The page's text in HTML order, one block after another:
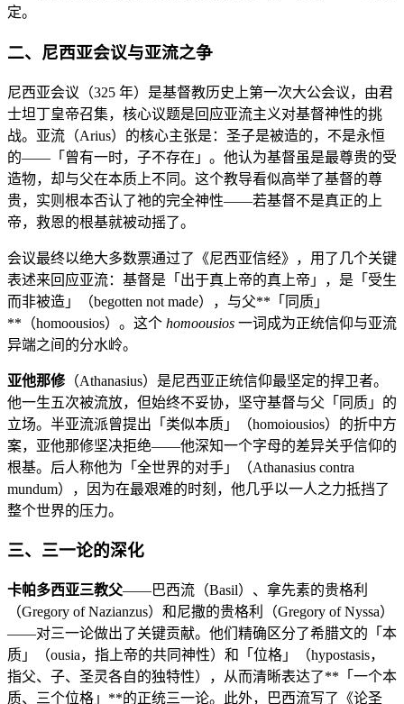
定。
二、尼西亚会议与亚流之争
尼西亚会议（325 年）是基督教历史上第一次大公会议，由君
士坦丁皇帝召集，核心议题是回应亚流主义对基督神性的挑
战。亚流（Arius）的核心主张是：圣子是被造的，不是永恒
的——「曾有一时，子不存在」。他认为基督虽是最尊贵的受
造物，却与父在本质上不同。这个教导看似高举了基督的尊
贵，实则根本否认了祂的完全神性——若基督不是真正的上
帝，救恩的根基就被动摇了。
会议最终以绝大多数票通过了《尼西亚信经》，用了几个关键
表述来回应亚流：基督是「出于真上帝的真上帝」，是「受生
而非被造」（begotten not made），与父**「同质」
**（homoousios）。这个 homoousios 一词成为正统信仰与亚流
异端之间的分水岭。
亚他那修（Athanasius）是尼西亚正统信仰最坚定的捍卫者。
他一生五次被流放，但始终不妥协，坚守基督与父「同质」的
立场。半亚流派曾提出「类似本质」（homoiousios）的折中方
案，亚他那修坚决拒绝——他深知一个字母的差异关乎信仰的
根基。后人称他为「全世界的对手」（Athanasius contra
mundum），因为在最艰难的时刻，他几乎以一人之力抵挡了
整个世界的压力。
三、三一论的深化
卡帕多西亚三教父——巴西流（Basil）、拿先素的贵格利
（Gregory of Nazianzus）和尼撒的贵格利（Gregory of Nyssa）
——对三一论做出了关键贡献。他们精确区分了希腊文的「本
质」（ousia，指上帝的共同神性）和「位格」（hypostasis，
指父、子、圣灵各自的独特性），从而清晰表达了**「一个本
质、三个位格」**的正统三一论。此外，巴西流写了《论圣